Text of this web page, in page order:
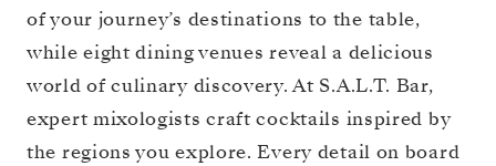
of your journey’s destinations to the table,
while eight dining venues reveal a delicious
world of culinary discovery. At S.A.L.T. Bar,
expert mixologists craft cocktails inspired by
the regions you explore. Every detail on board